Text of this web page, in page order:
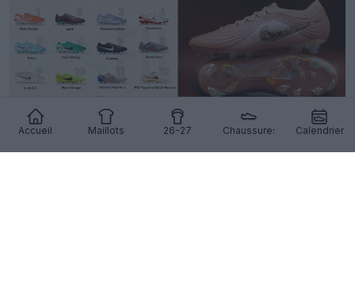
Accueil Maillots 26-27 Chaussures Calendrier